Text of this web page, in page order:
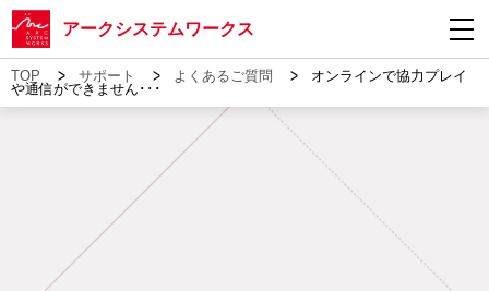
アークシステムワークス
TOP > サポート > よくあるご質問 >
オンラインで協力プレイ
や通信ができません･･･